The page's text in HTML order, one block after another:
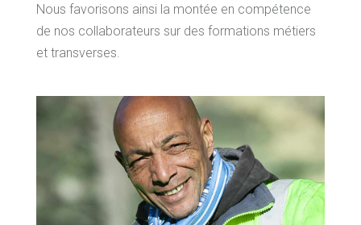
Nous favorisons ainsi la montée en compétence
de nos collaborateurs sur des formations métiers
et transverses.